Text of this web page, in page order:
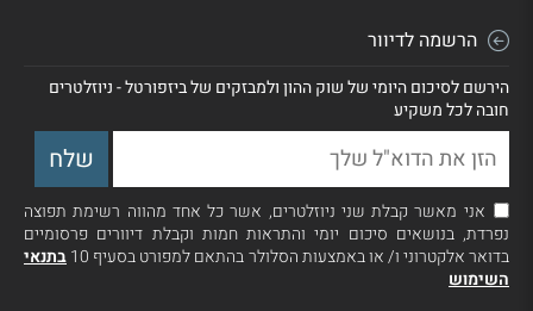
הרשמה לדיוור
הירשם לסיכום היומי של שוק ההון ולמבזקים של ביזפורטל - ניוזלטרים
חובה לכל משקיע
אני מאשר קבלת שני ניוזלטרים, אשר כל אחד מהווה רשימת תפוצה
נפרדת, בנושאים סיכום יומי והתראות חמות וקבלת דיוורים פרסומיים
בדואר אלקטרוני ו/ או באמצעות הסלולר בהתאם למפורט בסעיף 10
בתנאי
השימוש